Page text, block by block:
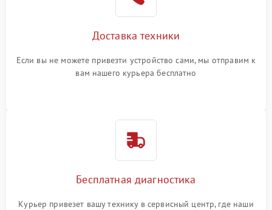
Доставка техники
Если вы не можете привезти устройство сами, мы отправим к
вам нашего курьера бесплатно
Бесплатная диагностика
Курьер привезет вашу технику в сервисный центр, где наши